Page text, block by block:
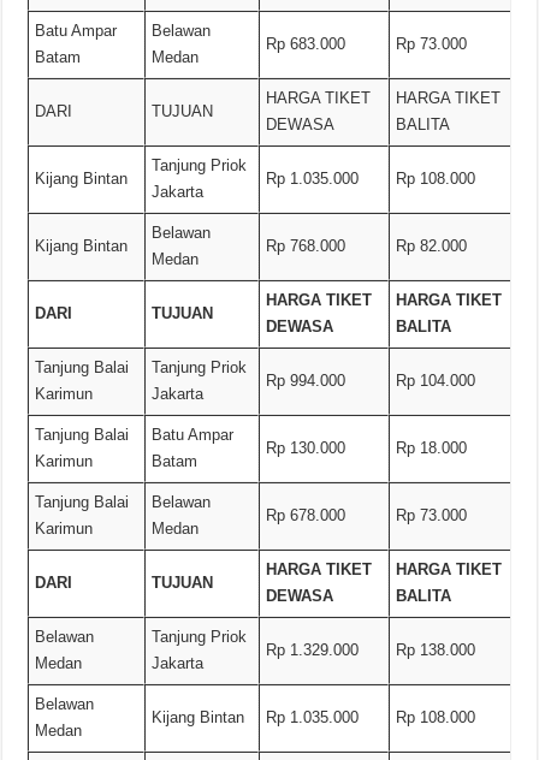
Batu Ampar
Batam
Belawan
Medan
Rp 683.000 Rp 73.000
DARI TUJUAN
HARGA TIKET
DEWASA
HARGA TIKET
BALITA
Kijang Bintan
Tanjung Priok
Jakarta
Rp 1.035.000 Rp 108.000
Kijang Bintan
Belawan
Medan
Rp 768.000 Rp 82.000
DARI TUJUAN
HARGA TIKET
DEWASA
HARGA TIKET
BALITA
Tanjung Balai
Karimun
Tanjung Priok
Jakarta
Rp 994.000 Rp 104.000
Tanjung Balai
Karimun
Batu Ampar
Batam
Rp 130.000 Rp 18.000
Tanjung Balai
Karimun
Belawan
Medan
Rp 678.000 Rp 73.000
DARI TUJUAN
HARGA TIKET
DEWASA
HARGA TIKET
BALITA
Belawan
Medan
Tanjung Priok
Jakarta
Rp 1.329.000 Rp 138.000
Belawan
Medan
Kijang Bintan Rp 1.035.000 Rp 108.000